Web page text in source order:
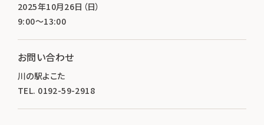
2025年10月26日（日）
9:00～13:00
お問い合わせ
川の駅よこた
TEL. 0192-59-2918